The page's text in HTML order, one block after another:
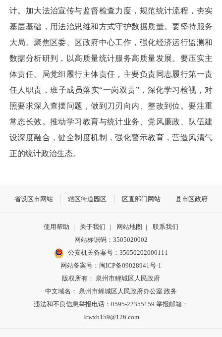
计。加大法治宣传与监督检查力度，规范统计流程，夯实
基层基础，用法治思维和方式守护数据质量。要坚持服务
大局。聚焦区委、区政府中心工作，强化经济运行监测和
数据分析研判，以高质量统计服务高质量发展。要压实主
体责任。局党组履行主体责任，主要负责同志履行第一责
任人职责，班子成员落实“一岗双责”，深化学习检视，对
照要求深入查摆问题，做到刀刃向内、整改到位。要注重
常态长效。推动学习教育与统计业务、党风廉政、队伍建
设深度融合，健全制度机制，强化警示教育，营造风清气
正的统计政治生态。
省设区市网站 辖区街道园区 区直部门网站 县市区政府
使用帮助 | 关于我们 | 网站地图 |
联系我们
网站标识码：3505020002
公安机关备案号：35050202000111
网站备案号：闽ICP备09028941号-1
版权所有： 泉州市鲤城区人民政府
中文域名： 泉州市鲤城区人民政府办公室.政务
违法和不良信息举报电话：0595-22355159 举报邮箱：
lcwxb159@126.com